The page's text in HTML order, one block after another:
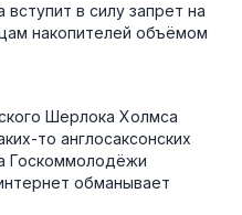
вступит в силу запрет на
накопителей объёмом
Шерлока Холмса
то англосаксонских
Госкоммолодёжи
обманывает